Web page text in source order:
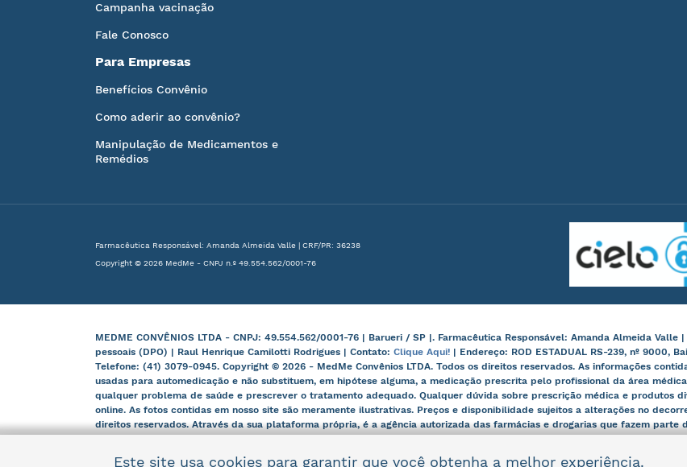
Campanha vacinação
Fale Conosco
Para Empresas
Benefícios Convênio
Como aderir ao convênio?
Manipulação de Medicamentos e
Remédios
Farmacêutica Responsável: Amanda Almeida Valle | CRF/PR: 36238
Copyright © 2026 MedMe - CNPJ n.º 49.554.562/0001-76
MEDME CONVÊNIOS LTDA - CNPJ: 49.554.562/0001-76 | Barueri / SP |. Farmacêutica Responsável: Amanda Almeida
pessoais (DPO) | Raul Henrique Camilotti Rodrigues | Contato: Clique Aqui! | Endereço: ROD ESTADUAL RS-239, nº 9000,
Telefone: (41) 3079-0945. Copyright © 2026 - MedMe Convênios LTDA. Todos os direitos reservados. As informações
usadas para automedicação e não substituem, em hipótese alguma, a medicação prescrita pelo profissional da área
qualquer problema de saúde e prescrever o tratamento adequado. Qualquer dúvida sobre prescrição médica e produtos
online. As fotos contidas em nosso site são meramente ilustrativas. Preços e disponibilidade sujeitos a alterações no
direitos reservados. Através da sua plataforma própria, é a agência autorizada das farmácias e drogarias que fazem parte
Este site usa cookies para garantir que você obtenha a melhor experiência.